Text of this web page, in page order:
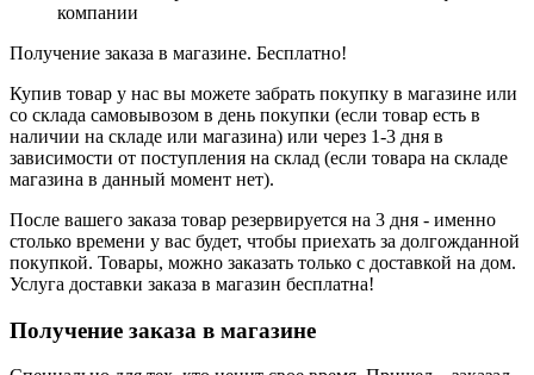
компании
Получение заказа в магазине. Бесплатно!
Купив товар у нас вы можете забрать покупку в магазине или
со склада самовывозом в день покупки (если товар есть в
наличии на складе или магазина) или через 1-3 дня в
зависимости от поступления на склад (если товара на складе
магазина в данный момент нет).
После вашего заказа товар резервируется на 3 дня - именно
столько времени у вас будет, чтобы приехать за долгожданной
покупкой. Товары, можно заказать только с доставкой на дом.
Услуга доставки заказа в магазин бесплатна!
Получение заказа в магазине